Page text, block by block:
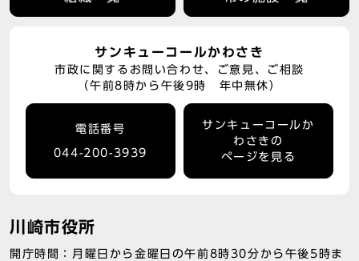
サンキューコールかわさき
市政に関するお問い合わせ、ご意見、ご相談
（午前8時から午後9時 年中無休）
電話番号
044-200-3939
サンキューコールか
わさきの
ページを見る
川崎市役所
開庁時間：月曜日から金曜日の午前8時30分から午後5時ま